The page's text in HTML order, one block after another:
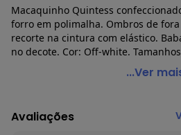
Macaquinho Quintess
forro em polimalha. Ombros de
recorte na cintura com elástico.
no decote. Cor: Off-white. Tamanhos:
Quintess - Macaquinho
Esse lindo macaquinho mistura a
românticos com a ousadia de uma
...Ver
Avaliações